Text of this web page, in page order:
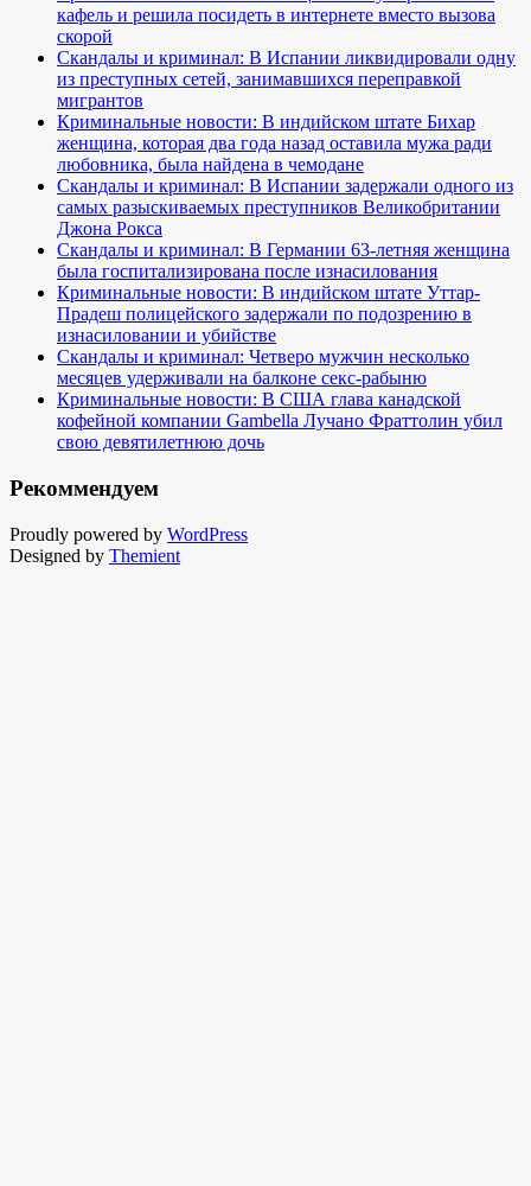
кафель и решила посидеть в интернете вместо вызова
скорой
Скандалы и криминал: В Испании ликвидировали одну
из преступных сетей, занимавшихся переправкой
мигрантов
Криминальные новости: В индийском штате Бихар
женщина, которая два года назад оставила мужа ради
любовника, была найдена в чемодане
Скандалы и криминал: В Испании задержали одного из
самых разыскиваемых преступников Великобритании
Джона Рокса
Скандалы и криминал: В Германии 63-летняя женщина
была госпитализирована после изнасилования
Криминальные новости: В индийском штате Уттар-
Прадеш полицейского задержали по подозрению в
изнасиловании и убийстве
Скандалы и криминал: Четверо мужчин несколько
месяцев удерживали на балконе секс-рабыню
Криминальные новости: В США глава канадской
кофейной компании Gambella Лучано Фраттолин убил
свою девятилетнюю дочь
Рекоммендуем
Proudly powered by WordPress
Designed by Themient